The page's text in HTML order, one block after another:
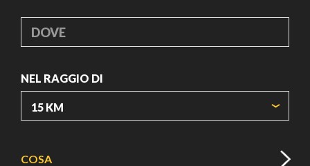
DOVE
NEL RAGGIO DI
COSA